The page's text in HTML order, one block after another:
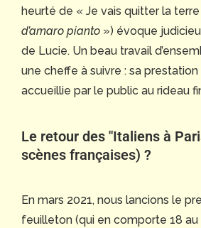
heurté de « Je vais quitter la
d’amaro pianto ») évoque
de Lucie. Un beau travail
une cheffe à suivre : sa
accueillie par le public au rideau
Le retour des "Italiens à
scènes françaises) ?
En mars 2021, nous lancions le
feuilleton (qui en comporte 18 au